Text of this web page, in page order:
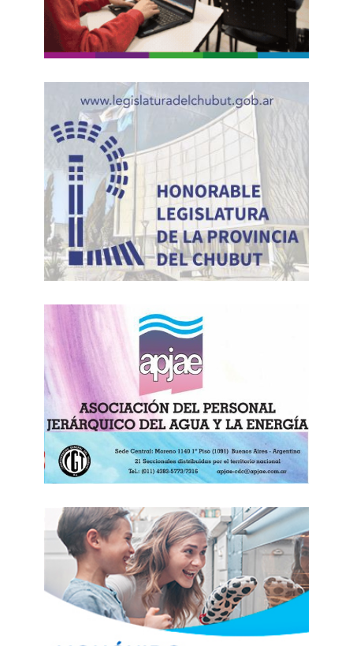
equipos de orientación escolar que los respalden, y
exigimos el amparo de la salud ocupacional frente
al desgaste de la primera línea.
El preceptor es quien garantiza que el milagro
del aula sea posible. Es el guardián de la
república en su expresión más pura y
Ya es hora de que la ley, y la sociedad
toda, se pongan de pie y estén a su altura.
(*) Abogado. Escritor. Autor de «Análisis de la
Sombra Terrible de Trímboli, Javier & Barbeito,
Ignacio: Sarmiento,Civilización y Barbarie a
través de un Libro y sus Relecturas»